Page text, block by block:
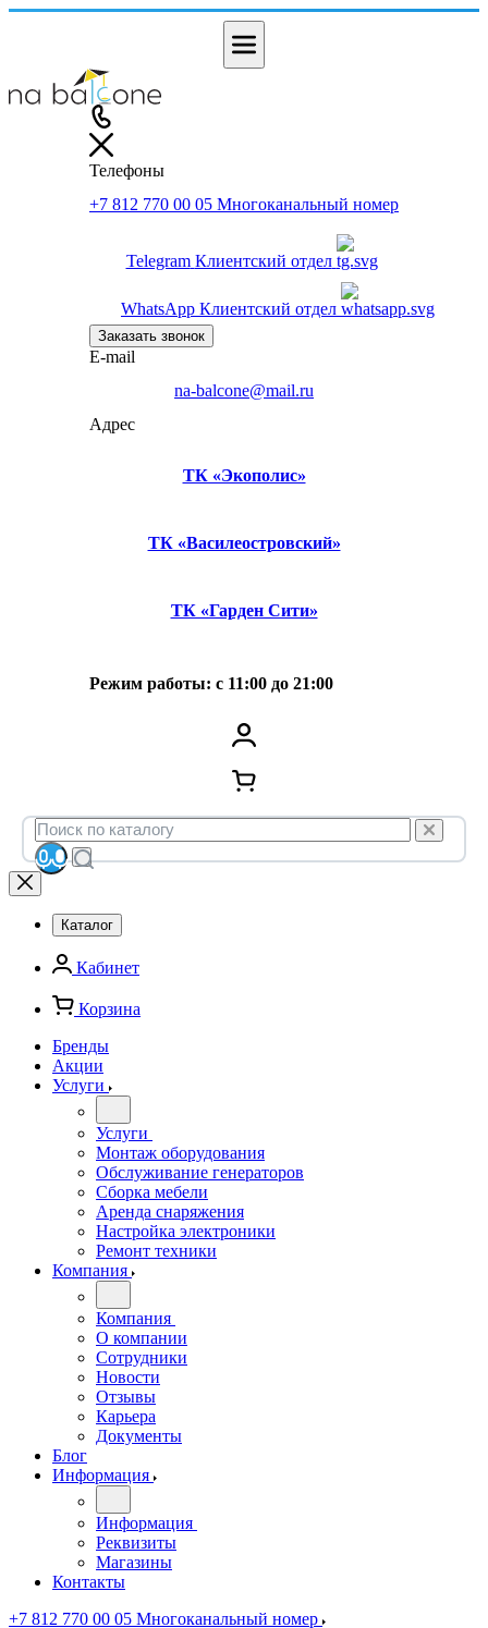
Телефоны
+7 812 770 00 05 Многоканальный номер
Telegram Клиентский отдел
WhatsApp Клиентский отдел
Заказать звонок
E-mail
na-balcone@mail.ru
Адрес
ТК «Экополис»
ТК «Василеостровский»
ТК «Гарден Сити»
Режим работы: с 11:00 до 21:00
Каталог
Кабинет
Корзина
Бренды
Акции
Услуги
Услуги
Монтаж оборудования
Обслуживание генераторов
Сборка мебели
Аренда снаряжения
Настройка электроники
Ремонт техники
Компания
Компания
О компании
Сотрудники
Новости
Отзывы
Карьера
Документы
Блог
Информация
Информация
Реквизиты
Магазины
Контакты
+7 812 770 00 05 Многоканальный номер